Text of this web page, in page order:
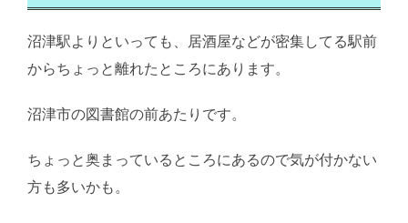
沼津駅よりといっても、居酒屋などが密集してる駅前
からちょっと離れたところにあります。
沼津市の図書館の前あたりです。
ちょっと奥まっているところにあるので気が付かない
方も多いかも。